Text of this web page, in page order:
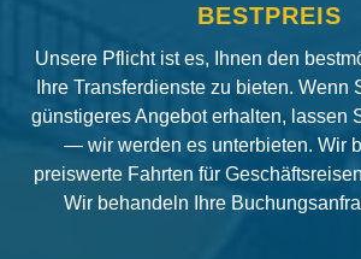
BESTPREIS
Unsere Pflicht ist es, Ihnen den
Ihre Transferdienste zu bieten. Wenn
günstigeres Angebot erhalten, lassen
— wir werden es unterbieten. Wir
preiswerte Fahrten für
Wir behandeln Ihre